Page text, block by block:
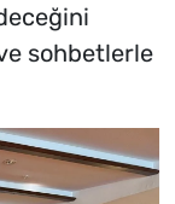
sohbetlerle